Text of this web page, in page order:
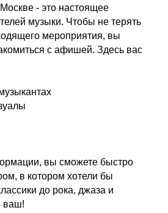
- это настоящее
музыки. Чтобы не терять
мероприятия, вы
с афишей. Здесь вас
вы сможете быстро
в котором хотели бы
до рока, джаза и
ваш!